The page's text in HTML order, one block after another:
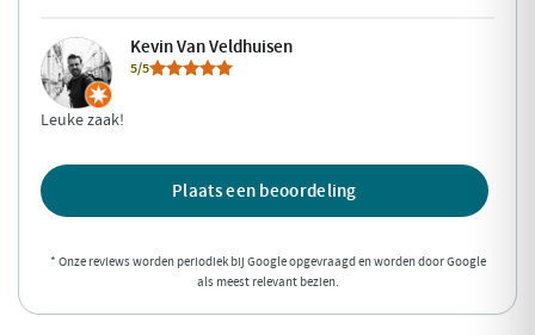
Kevin Van Veldhuisen
5/5
Leuke zaak!
Plaats een beoordeling
* Onze reviews worden periodiek bij Google opgevraagd en worden door Google
als meest relevant bezien.